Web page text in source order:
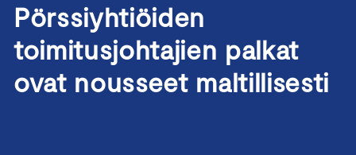
Pörssiyhtiöiden
toimitusjohtajien palkat
ovat nousseet maltillisesti